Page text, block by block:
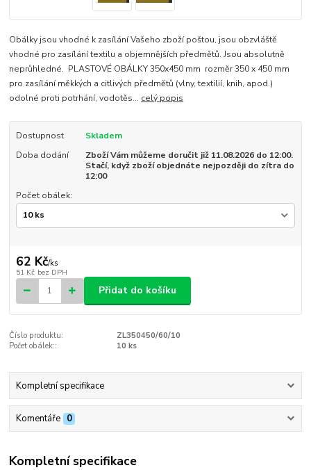
Obálky jsou vhodné k zasílání Vašeho zboží poštou, jsou obzvláště
vhodné pro zasílání textilu a objemnějších předmětů. Jsou absolutně
neprůhledné. PLASTOVÉ OBÁLKY 350x450 mm rozměr 350 x 450 mm
pro zasílání měkkých a citlivých předmětů (vlny, textilií, knih, apod.)
odolné proti potrhání, vodotěs... celý popis
Dostupnost
Skladem
Doba dodání
Zboží Vám můžeme doručit již 11.08.2026 do 12:00.
Stačí, když zboží objednáte nejpozději do zítra do
12:00
Počet obálek:
62 Kč/ks
51 Kč bez DPH
Přidat do košíku
Číslo produktu:
ZL350450/60/10
Počet obálek::
10 ks
Kompletní specifikace
Komentáře 0
Kompletní specifikace